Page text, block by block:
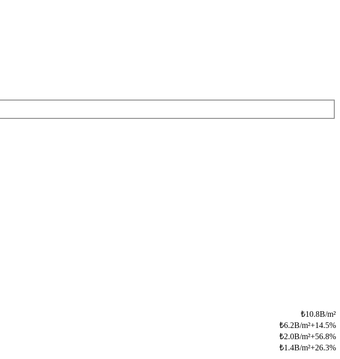
₺10.8B/m²
₺6.2B/m²+14.5%
₺2.0B/m²+56.8%
₺1.4B/m²+26.3%